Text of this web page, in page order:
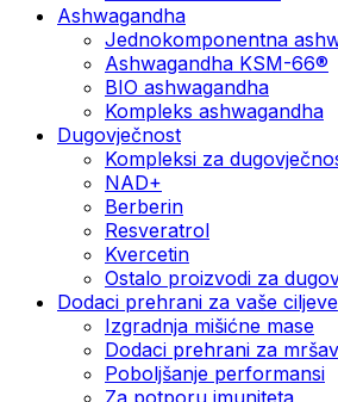
Ashwagandha
Jednokomponentna
Ashwagandha KSM-66®
BIO ashwagandha
Kompleks ashwagandha
Dugovječnost
Kompleksi za
NAD+
Berberin
Resveratrol
Kvercetin
Ostalo proizvodi za
Dodaci prehrani za vaše ciljeve
Izgradnja mišićne mase
Dodaci prehrani za
Poboljšanje performansi
Za potporu imuniteta